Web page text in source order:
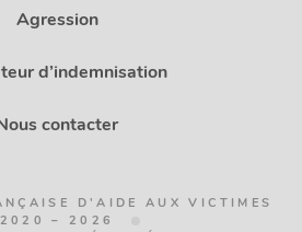
Agression
d’indemnisation
contacter
D'AIDE AUX VICTIMES
2020 – 2026